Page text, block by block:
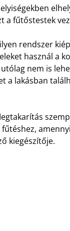
a fűtőstestek
rendszer
használ a
nem is
a lakásban
kiegészítője.